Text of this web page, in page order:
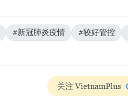
#新冠肺炎疫情 #较好管控
关注 VietnamPlus